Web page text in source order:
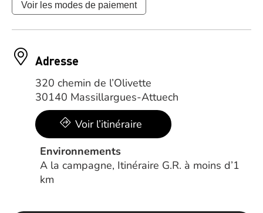
Voir les modes de paiement
Adresse
320 chemin de l’Olivette
30140 Massillargues-Attuech
Voir l’itinéraire
Environnements
A la campagne, Itinéraire G.R. à moins d’1
km